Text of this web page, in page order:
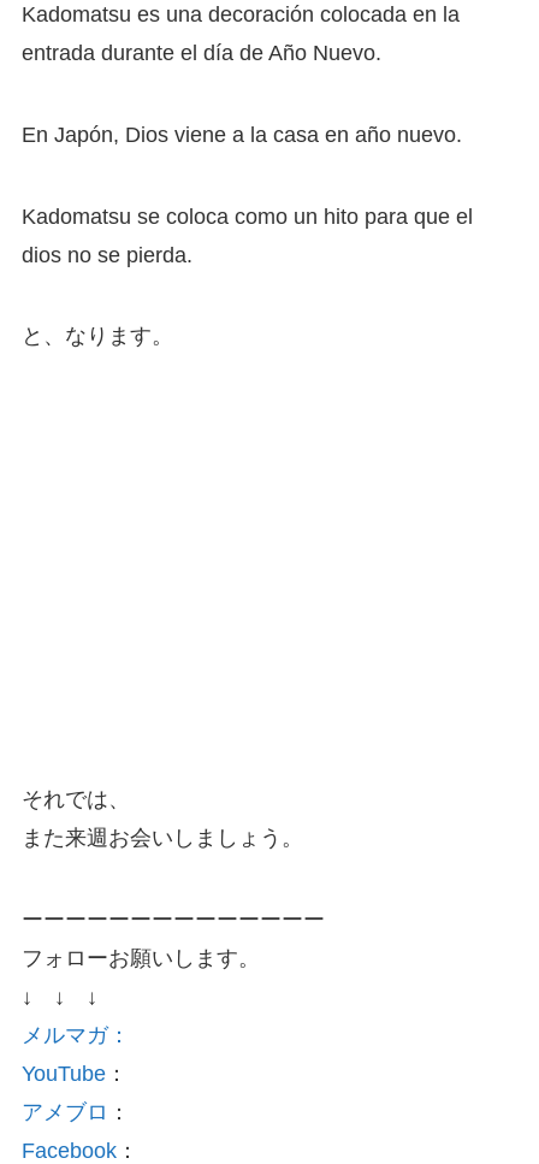
Kadomatsu es una decoración colocada en la
entrada durante el día de Año Nuevo.
En Japón, Dios viene a la casa en año nuevo.
Kadomatsu se coloca como un hito para que el
dios no se pierda.
と、なります。
それでは、
また来週お会いしましょう。
ーーーーーーーーーーーーーー
フォローお願いします。
↓ ↓ ↓
メルマガ：
YouTube：
アメブロ ：
Facebook：